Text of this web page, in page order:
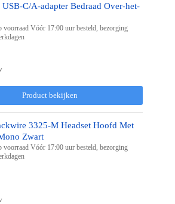
C/A-adapter Bedraad Over-het-
voorraad Vóór 17:00 uur besteld, bezorging
Product bekijken
3325-M Headset Hoofd Met
Zwart
voorraad Vóór 17:00 uur besteld, bezorging